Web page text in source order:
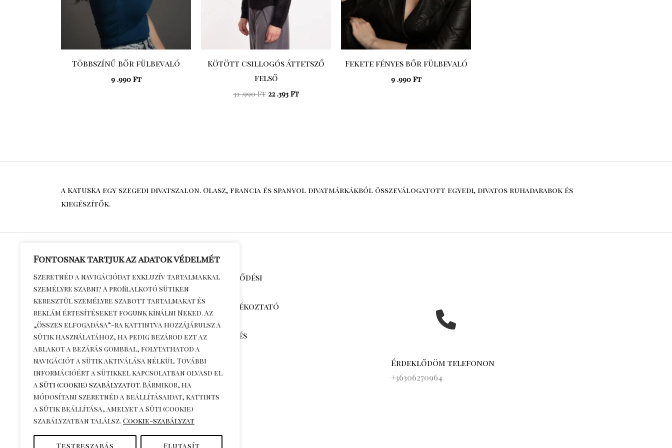
Fontosnak tartjuk az adatok védelmét
Szeretnéd a navigációdat exkluzív tartalmakkal
személyre szabni? A profilalkotó sütiken
keresztül személyre szabott tartalmakat és
reklám értesítéseket fogunk kínálni Neked. Az
„Összes elfogadása”-ra kattintva hozzájárulsz a
sütik használatához, ha pedig bezárod ezt az
ablakot a bezárás gombbal, folytathatod a
navigációt a sütik aktiválása nélkül. További
információért a sütikkel kapcsolatban olvasd el
a Süti (cookie) szabályzatot. Bármikor, ha
módosítani szeretnéd a beállításaidat, kattints
a Sütik beállítása, amelyet a Süti (cookie)
szabályzatban találsz. Cookie-szabályzat
Testreszabás Elutasít
Többszínű bőr fülbevaló
9 .990 Ft
Kötött csillogós áttetsző
felső
31 .990Ft 22 .393 Ft
Fekete fényes bőr fülbevaló
9 .990 Ft
A KATUSKA egy szegedi divatszalon. Olasz, francia és spanyol divatmárkákból összeválogatott egyedi, divatos ruhadarabok és
kiegészítők.
Általános Szerződési
Feltételek
Adatkezelési tájékoztató
Kapcsolat
Szállítási díjak és
információk
Visszaküldés
Érdeklődöm telefonon
+36306270964